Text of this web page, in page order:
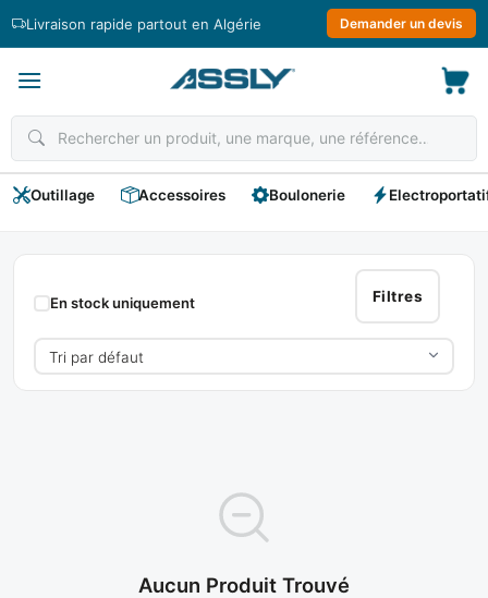
Livraison rapide partout en Algérie Demander un devis
Outillage Accessoires Boulonerie
Douille
Réducteur
Filtres
En stock uniquement
Aucun Produit Trouvé